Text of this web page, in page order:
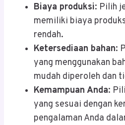
Biaya produksi: Pilih
memiliki biaya
rendah.
Ketersediaan bahan:
yang menggunakan
mudah diperoleh dan
Kemampuan Anda:
yang sesuai dengan
pengalaman Anda